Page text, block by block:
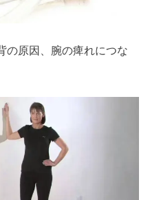
の原因、腕の痺れにつな